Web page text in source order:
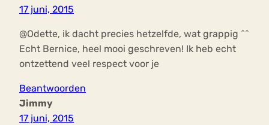
17 juni, 2015
@Odette, ik dacht precies hetzelfde, wat grappig ^^
Echt Bernice, heel mooi geschreven! Ik heb echt
ontzettend veel respect voor je
Beantwoorden
Jimmy
17 juni, 2015